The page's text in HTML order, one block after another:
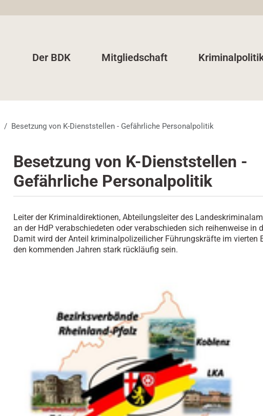
Der BDK Mitgliedschaft
Besetzung von K-Dienststellen - Gefährliche Personalpolitik
Besetzung von K-Dienststellen -
Gefährliche Personalpolitik
Leiter der Kriminaldirektionen, Abteilungsleiter des
an der HdP verabschiedeten oder verabschieden sich reihenweise in
Damit wird der Anteil kriminalpolizeilicher Führungskräfte im vierten
den kommenden Jahren stark rückläufig sein.